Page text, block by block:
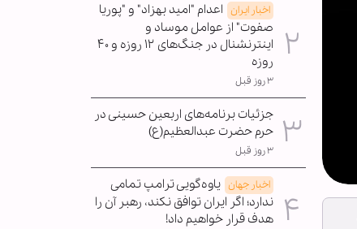
اخبار ایران اعدام "امید بهزاد" و "پوریا
صفوت" از عوامل موساد و
اینترنشنال در جنگ‌های ۱۲ روزه و ۴۰
روزه
۳ روز قبل
جزئیات برنامه‌های اربعین حسینی در
حرم حضرت عبدالعظیم(ع)
۳ روز قبل
اخبار جهان یاوه‌گویی ترامپ تمامی
ندارد؛ اگر ایران توافق نکند، رهبر آن را
هدف قرار خواهیم داد!